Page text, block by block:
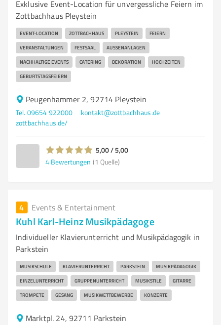
Exklusive Event-Location für unvergessliche Feiern im
Zottbachhaus Pleystein
EVENT-LOCATION ZOTTBACHHAUS PLEYSTEIN FEIERN
VERANSTALTUNGEN FESTSAAL AUSSENANLAGEN
NACHHALTIGE EVENTS CATERING DEKORATION HOCHZEITEN
GEBURTSTAGSFEIERN
Peugenhammer 2, 92714 Pleystein
Tel. 09654 922000
kontakt@zottbachhaus.de
zottbachhaus.de/
5,00 / 5,00
4 Bewertungen (1 Quelle)
4 Events & Entertainment
Kuhl Karl-Heinz Musikpädagoge
Individueller Klavierunterricht und Musikpädagogik in
Parkstein
MUSIKSCHULE KLAVIERUNTERRICHT PARKSTEIN MUSIKPÄDAGOGIK
EINZELUNTERRICHT GRUPPENUNTERRICHT MUSIKSTILE GITARRE
TROMPETE GESANG MUSIKWETTBEWERBE KONZERTE
Marktpl. 24, 92711 Parkstein